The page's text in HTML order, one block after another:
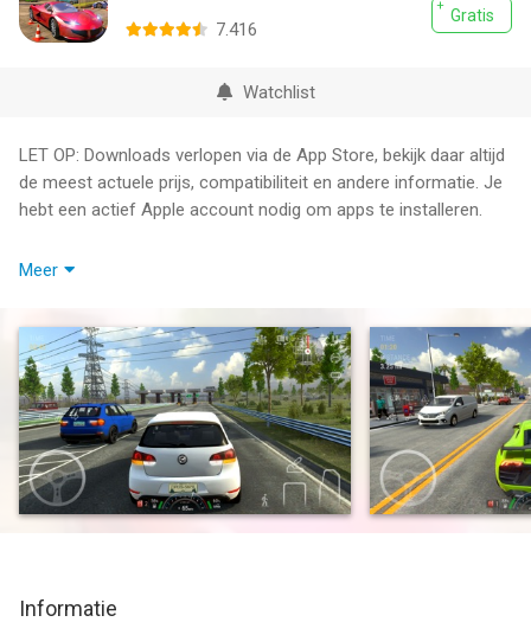
Gratis
7.416
Watchlist
LET OP: Downloads verlopen via de App Store, bekijk daar altijd
de meest actuele prijs, compatibiliteit en andere informatie. Je
hebt een actief Apple account nodig om apps te installeren.
Leer verkeersborden en autorijden op een leuke manier met
parkeervaardigheden!
We brengen je de meest realistische autospellen, ingesteld in
een open wereldomgeving waar je kunt leren hoe je
verantwoord kunt rijden, samen met het leren van alle
verkeersborden. Wij geloven in 'Safety First', dus draag uw
veiligheidsgordel, volg verkeerslichten, let op de stopborden en
gebruik knipperlichten wanneer u draait.
Meer
Informatie